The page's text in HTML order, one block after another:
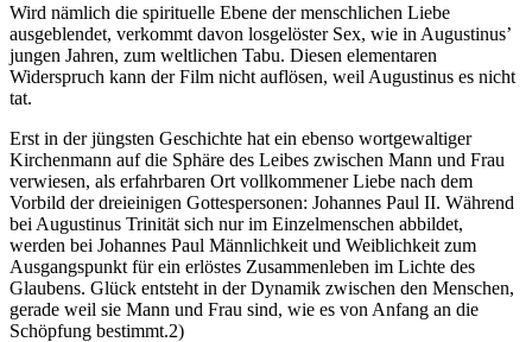
Wird nämlich die spirituelle Ebene der menschlichen Liebe
ausgeblendet, verkommt davon losgelöster Sex, wie in Augustinus’
jungen Jahren, zum weltlichen Tabu. Diesen elementaren
Widerspruch kann der Film nicht auflösen, weil Augustinus es nicht
tat.
Erst in der jüngsten Geschichte hat ein ebenso wortgewaltiger
Kirchenmann auf die Sphäre des Leibes zwischen Mann und Frau
verwiesen, als erfahrbaren Ort vollkommener Liebe nach dem
Vorbild der dreieinigen Gottespersonen: Johannes Paul II. Während
bei Augustinus Trinität sich nur im Einzelmenschen abbildet,
werden bei Johannes Paul Männlichkeit und Weiblichkeit zum
Ausgangspunkt für ein erlöstes Zusammenleben im Lichte des
Glaubens. Glück entsteht in der Dynamik zwischen den Menschen,
gerade weil sie Mann und Frau sind, wie es von Anfang an die
Schöpfung bestimmt.2)